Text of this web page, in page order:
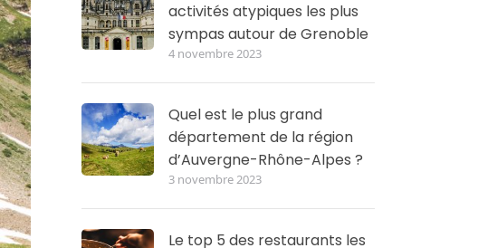
activités atypiques les plus
sympas autour de Grenoble
4 novembre 2023
Quel est le plus grand
département de la région
d’Auvergne-Rhône-Alpes ?
3 novembre 2023
Le top 5 des restaurants les